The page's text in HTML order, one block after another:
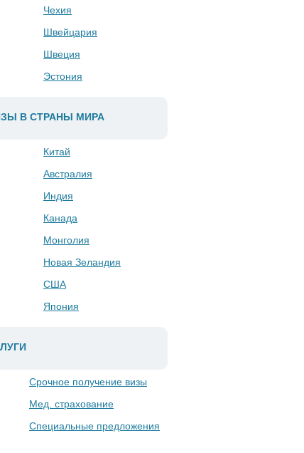
Чехия
Швейцария
Швеция
Эстония
В СТРАНЫ МИРА
Китай
Австралия
Индия
Канада
Монголия
Новая Зеландия
США
Япония
Срочное получение визы
Мед. страхование
Специальные предложения